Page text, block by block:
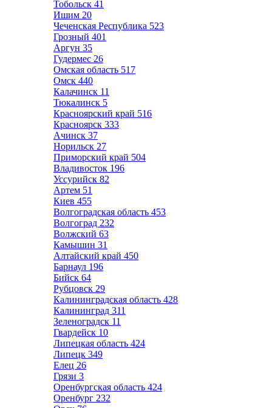
Тобольск 41
Ишим 20
Чеченская Республика 523
Грозный 401
Аргун 35
Гудермес 26
Омская область 517
Омск 440
Калачинск 11
Тюкалинск 5
Красноярский край 516
Красноярск 333
Ачинск 37
Норильск 27
Приморский край 504
Владивосток 196
Уссурийск 82
Артем 51
Киев 455
Волгоградская область 453
Волгоград 232
Волжский 63
Камышин 31
Алтайский край 450
Барнаул 196
Бийск 64
Рубцовск 29
Калининградская область 428
Калининград 311
Зеленоградск 11
Гвардейск 10
Липецкая область 424
Липецк 349
Елец 26
Грязи 3
Оренбургская область 424
Оренбург 232